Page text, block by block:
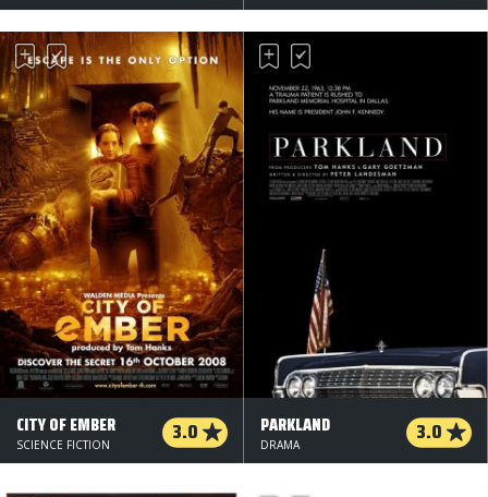
CITY OF EMBER 3.0
SCIENCE FICTION
PARKLAND 3.0
DRAMA